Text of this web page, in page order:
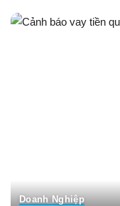
Doanh Nghiệp